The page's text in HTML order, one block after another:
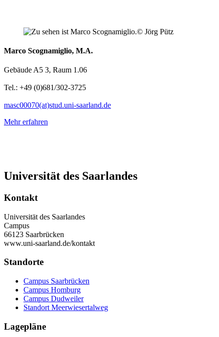
© Jörg Pütz
Marco Scognamiglio, M.A.
Gebäude A5 3, Raum 1.06
Tel.: +49 (0)681/302-3725
masc00070(at)stud.uni-saarland.de
Mehr erfahren
Universität des Saarlandes
Kontakt
Universität des Saarlandes
Campus
66123 Saarbrücken
www.uni-saarland.de/kontakt
Standorte
Campus Saarbrücken
Campus Homburg
Campus Dudweiler
Standort Meerwiesertalweg
Lagepläne